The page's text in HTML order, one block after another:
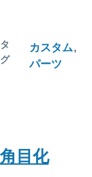
タ
グ
カスタム
パーツ
角目化